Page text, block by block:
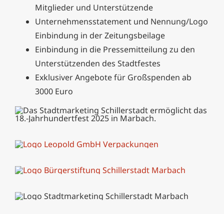
Mitglieder und Unterstützende
Unternehmensstatement und Nennung/Logo
Einbindung in der Zeitungsbeilage
Einbindung in die Pressemitteilung zu den
Unterstützenden des Stadtfestes
Exklusiver Angebote für Großspenden ab
3000 Euro